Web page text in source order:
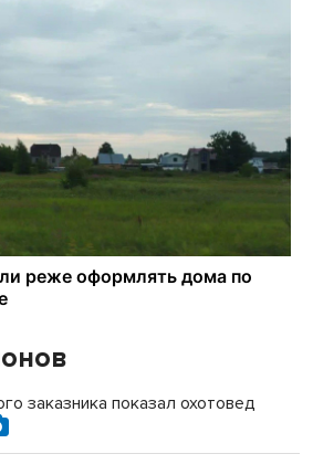
заказника показал охотовед